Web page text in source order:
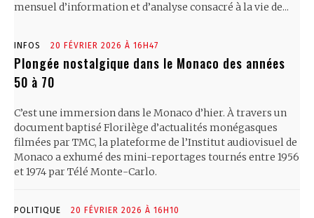
mensuel d’information et d’analyse consacré à la vie de...
INFOS 20 FÉVRIER 2026 À 16H47
Plongée nostalgique dans le Monaco des années
50 à 70
C’est une immersion dans le Monaco d’hier. À travers un
document baptisé Florilège d’actualités monégasques
filmées par TMC, la plateforme de l’Institut audiovisuel de
Monaco a exhumé des mini-reportages tournés entre 1956
et 1974 par Télé Monte-Carlo.
POLITIQUE 20 FÉVRIER 2026 À 16H10